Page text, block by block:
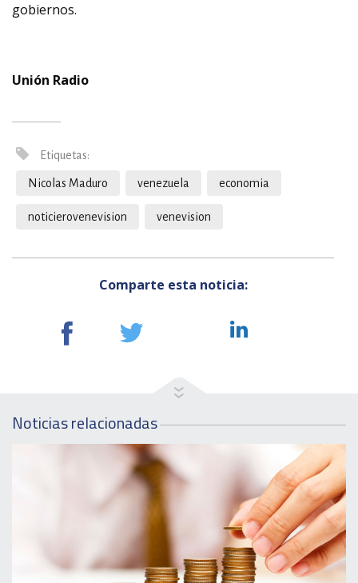
gobiernos.
Unión Radio
Etiquetas:
Nicolas Maduro venezuela economia
noticierovenevision venevision
Comparte esta noticia:
Noticias relacionadas